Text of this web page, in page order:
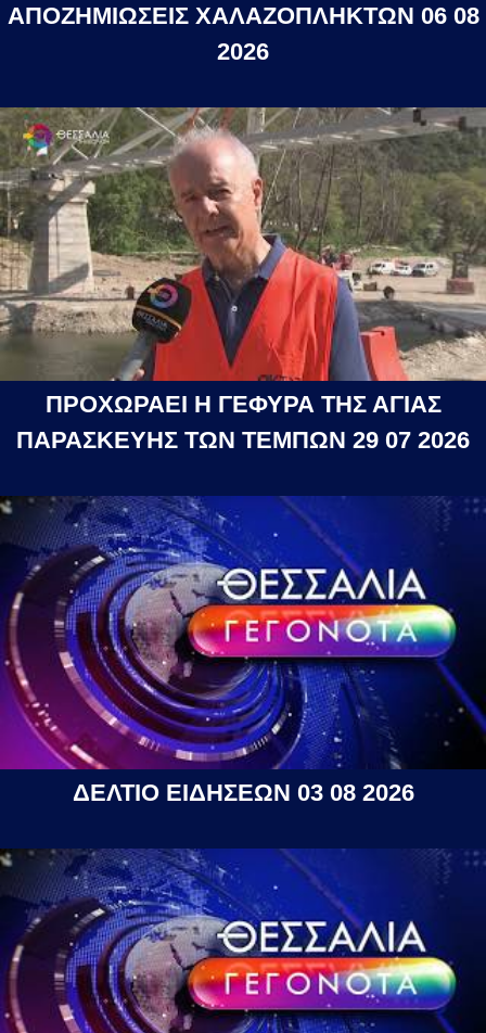
ΑΠΟΖΗΜΙΩΣΕΙΣ ΧΑΛΑΖΟΠΛΗΚΤΩΝ 06 08
2026
ΠΡΟΧΩΡΑΕΙ Η ΓΕΦΥΡΑ ΤΗΣ ΑΓΙΑΣ
ΠΑΡΑΣΚΕΥΗΣ ΤΩΝ ΤΕΜΠΩΝ 29 07 2026
ΔΕΛΤΙΟ ΕΙΔΗΣΕΩΝ 03 08 2026